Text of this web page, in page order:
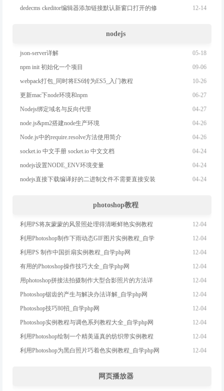
dedecms ckeditor编辑器添加链接默认新窗口打开的修 12-14
nodejs
json-server详解 05-18
npm init 初始化一个项目 09-06
webpack打包_同时将ES6转为ES5_入门教程 10-26
更新mac下node环境和npm 06-27
Nodejs绑定域名与反向代理 04-27
node.js&pm2搭建node生产环境 04-26
Node.js中的require.resolve方法使用简介 04-26
socket.io 中文手册 socket.io 中文文档 04-24
nodejs设置NODE_ENV环境变量 04-24
nodejs直接下载编译好的二进制文件不需要直接安装 04-24
photoshop教程
利用PS将灰蒙蒙的风景照处理得清晰鲜艳实例教程 12-04
利用Photoshop制作下雨动态GIF图片实例教程_自学 12-04
利用PS 制作中国折扇实例教程_自学php网 12-04
有用的Photoshop操作技巧大全_自学php网 12-04
用photoshop拼接法拍摄制作大型合影照片的方法详 12-04
Photoshop锯齿的产生与解决办法详解_自学php网 12-04
Photoshop技巧80招_自学php网 12-04
Photoshop实例教程与调色系列教程大全_自学php网 12-04
利用Photoshop绘制一个精美逼真的纺织带实例教程 12-04
利用Photoshop为黑白照片巧着色实例教程_自学php网 12-04
网页播放器